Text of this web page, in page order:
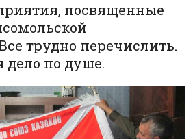
посвященные
трудно перечислить.
дело по душе.